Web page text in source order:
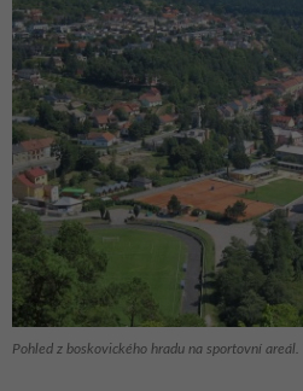
Pohled z boskovického hradu na sportovní